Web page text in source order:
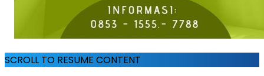
SCROLL TO RESUME CONTENT